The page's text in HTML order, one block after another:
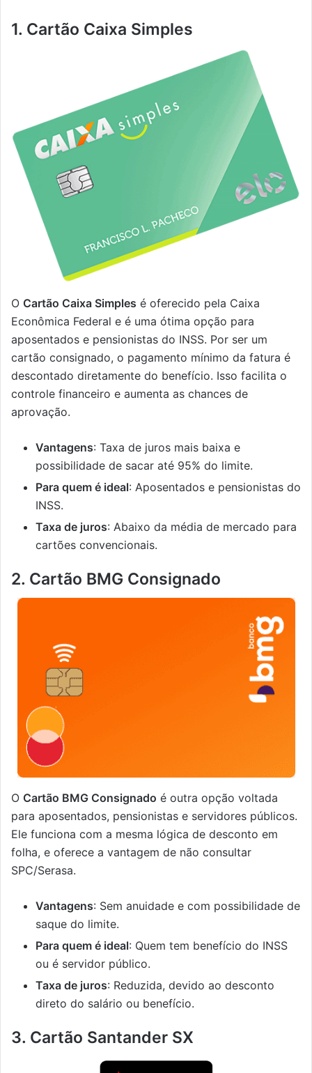
1. Cartão Caixa Simples
O Cartão Caixa Simples é oferecido pela Caixa
Econômica Federal e é uma ótima opção para
aposentados e pensionistas do INSS. Por ser um
cartão consignado, o pagamento mínimo da fatura é
descontado diretamente do benefício. Isso facilita o
controle financeiro e aumenta as chances de
aprovação.
Vantagens: Taxa de juros mais baixa e
possibilidade de sacar até 95% do limite.
Para quem é ideal: Aposentados e pensionistas do
INSS.
Taxa de juros: Abaixo da média de mercado para
cartões convencionais.
2. Cartão BMG Consignado
O Cartão BMG Consignado é outra opção voltada
para aposentados, pensionistas e servidores públicos.
Ele funciona com a mesma lógica de desconto em
folha, e oferece a vantagem de não consultar
SPC/Serasa.
Vantagens: Sem anuidade e com possibilidade de
saque do limite.
Para quem é ideal: Quem tem benefício do INSS
ou é servidor público.
Taxa de juros: Reduzida, devido ao desconto
direto do salário ou benefício.
3. Cartão Santander SX